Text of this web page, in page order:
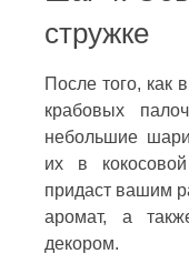
стружке
После того, как
крабовых
небольшие
их в
придаст вашим
аромат, а
декором.